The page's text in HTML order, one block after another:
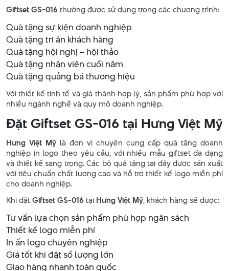
Giftset GS-016thường được sử dụng trong các chương trình:
Quà tặng sự kiện doanh nghiệp
Quà tặng tri ân khách hàng
Quà tặng hội nghị – hội thảo
Quà tặng nhân viên cuối năm
Quà tặng quảng bá thương hiệu
Với thiết kế tinh tế và giá thành hợp lý, sản phẩm phù hợp với
nhiều ngành nghề và quy mô doanh nghiệp.
Đặt Giftset GS-016 tại Hưng Việt Mỹ
Hưng Việt Mỹ là đơn vị chuyên cung cấp quà tặng doanh
nghiệp in logo theo yêu cầu, với nhiều mẫu giftset đa dạng
và thiết kế sang trọng. Các bộ quà tặng tại đây được sản xuất
với tiêu chuẩn chất lượng cao và hỗ trợ thiết kế logo miễn phí
cho doanh nghiệp.
Khi đặtGiftset GS-016tại Hưng Việt Mỹ, khách hàng sẽ được:
Tư vấn lựa chọn sản phẩm phù hợp ngân sách
Thiết kế logo miễn phí
In ấn logo chuyên nghiệp
Giá tốt khi đặt số lượng lớn
Giao hàng nhanh toàn quốc